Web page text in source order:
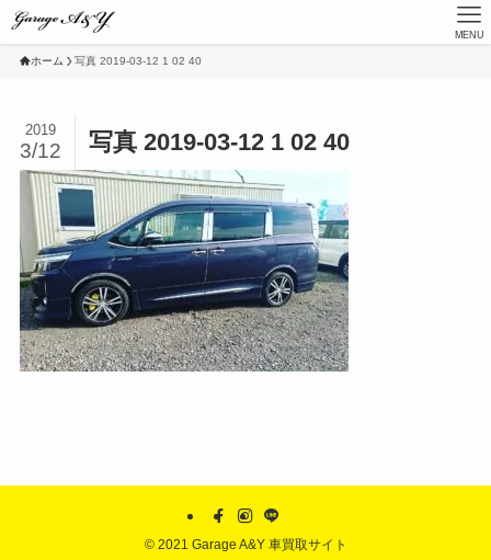
MENU
ホーム 写真 2019-03-12 1 02 40
写真 2019-03-12 1 02 40
2019
3/12
©2021 Garage A&Y 車買取サイト